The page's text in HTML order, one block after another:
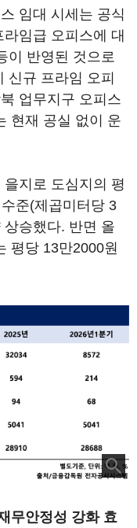
임대 시세는 공식
임급 오피스에 대
이 반영된 것으로
신규 프라임 오피
업무지구 오피스
현재 공실 없이 운
지로 도심지의 평
준(제곱미터당 3
승했다. 반면 올
평당 13만2000원
무안정성 강화 효